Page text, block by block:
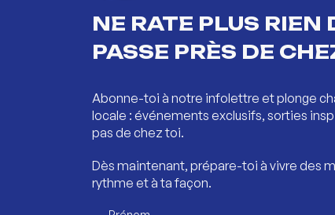
NE RATE PLUS RIEN
PASSE PRÈS DE
Abonne-toi à notre infolettre et plonge
locale : événements exclusifs, sorties
pas de chez toi.
Dès maintenant, prépare-toi à vivre des
rythme et à ta façon.